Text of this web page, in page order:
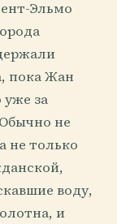
Эльмо
пока Жан
за
не
не только
воду,
и